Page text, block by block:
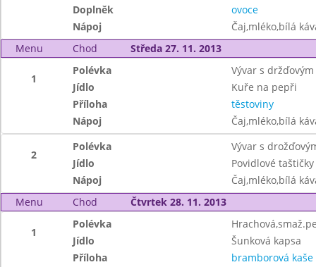
Doplněk
ovoce
Nápoj
Čaj,mléko,bílá
Menu
Chod Středa 27. 11. 2013
1
Polévka
Vývar s
Jídlo
Kuře na pepři
Příloha
těstoviny
Nápoj
Čaj,mléko,bílá
2
Polévka
Vývar s
Jídlo
Povidlové
Nápoj
Čaj,mléko,bílá
Menu
Chod Čtvrtek 28. 11. 2013
1
Polévka
Jídlo
Šunková kapsa
Příloha
bramborová kaše